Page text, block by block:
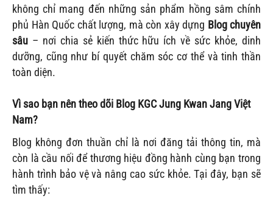
không chỉ mang đến những sản phẩm hồng sâm chính
phủ Hàn Quốc chất lượng, mà còn xây dựng Blog chuyên
sâu – nơi chia sẻ kiến thức hữu ích về sức khỏe, dinh
dưỡng, cũng như bí quyết chăm sóc cơ thể và tinh thần
toàn diện.
Vì sao bạn nên theo dõi Blog KGC Jung Kwan Jang Việt
Nam?
Blog không đơn thuần chỉ là nơi đăng tải thông tin, mà
còn là cầu nối để thương hiệu đồng hành cùng bạn trong
hành trình bảo vệ và nâng cao sức khỏe. Tại đây, bạn sẽ
tìm thấy: